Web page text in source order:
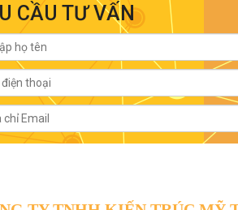
CẦU TƯ VẤN